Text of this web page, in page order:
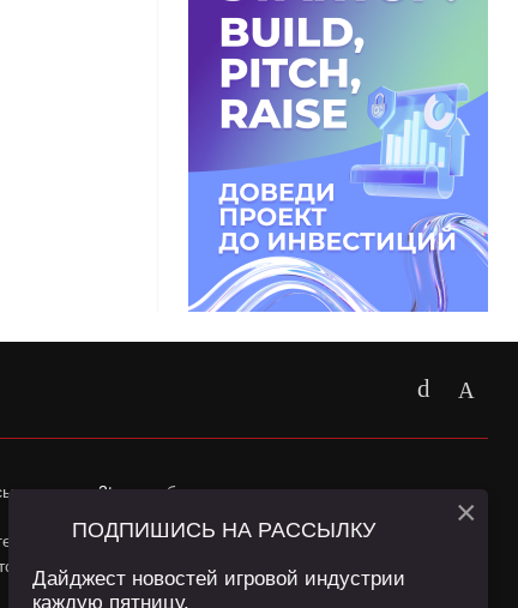
наapp2top.ruобязательна.
Пользователей сайта и сервис «Яндекс
в
Политике конфиденциальностии
ПОДПИШИСЬ НА РАССЫЛКУ
Дайджест новостей игровой индустрии
каждую пятницу.
×